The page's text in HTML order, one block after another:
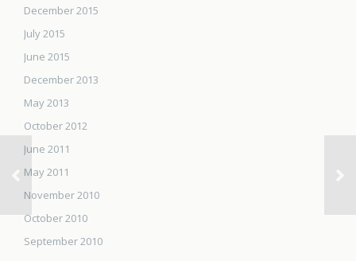
December 2015
July 2015
June 2015
December 2013
May 2013
October 2012
June 2011
May 2011
November 2010
October 2010
September 2010